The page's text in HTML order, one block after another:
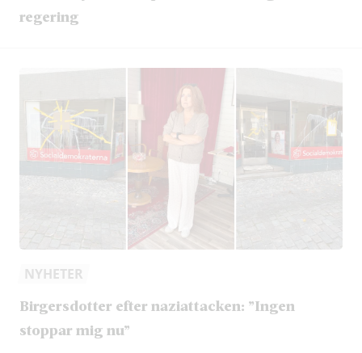
regering
NYHETER
Birgersdotter efter naziattacken: ”Ingen
stoppar mig nu”